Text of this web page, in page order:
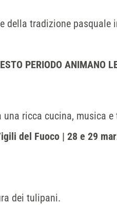
PERIODO ANIMANO
ricca cucina, musica
del Fuoco | 28 e 29
dei tulipani.